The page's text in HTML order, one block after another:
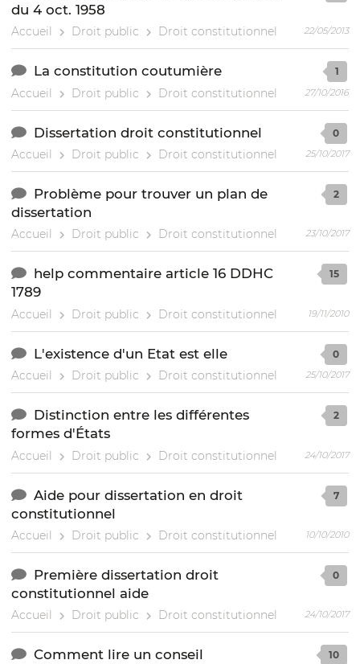
du 4 oct. 1958
Accueil Droit public Droit constitutionnel 22/05/2013
La constitution coutumière
Accueil Droit public Droit constitutionnel
1
27/10/2016
Dissertation droit constitutionnel
Accueil Droit public Droit constitutionnel
0
25/10/2017
Problème pour trouver un plan de
dissertation
Accueil Droit public Droit constitutionnel
2
23/10/2017
help commentaire article 16 DDHC
1789
Accueil Droit public Droit constitutionnel
15
19/11/2010
L'existence d'un Etat est elle
Accueil Droit public Droit constitutionnel
0
25/10/2017
Distinction entre les différentes
formes d'États
Accueil Droit public Droit constitutionnel
2
24/10/2017
Aide pour dissertation en droit
constitutionnel
Accueil Droit public Droit constitutionnel
7
10/10/2010
Première dissertation droit
constitutionnel aide
Accueil Droit public Droit constitutionnel
0
24/10/2017
Comment lire un conseil 10